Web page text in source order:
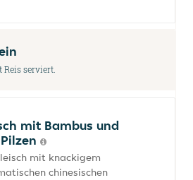
serviert.
mit Bambus und
mit knackigem
chinesischen